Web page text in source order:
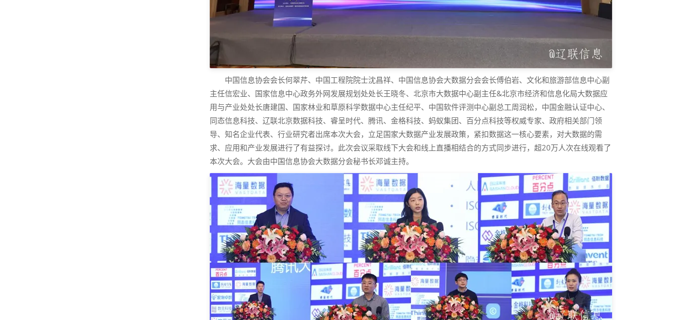
中国信息协会会长何翠芹、中国工程院院士沈昌祥、中国信息协会大数据分会会长傅伯岩、文化和旅游部信息中心副
主任信宏业、国家信息中心政务外网发展规划处处长王晓冬、北京市大数据中心副主任&北京市经济和信息化局大数据应
用与产业处处长唐建国、国家林业和草原科学数据中心主任纪平、中国软件评测中心副总工周润松，中国金融认证中心、
同态信息科技、辽联北京数据科技、睿呈时代、腾讯、金格科技、蚂蚁集团、百分点科技等权威专家、政府相关部门领
导、知名企业代表、行业研究者出席本次大会，立足国家大数据产业发展政策，紧扣数据这一核心要素，对大数据的需
求、应用和产业发展进行了有益探讨。此次会议采取线下大会和线上直播相结合的方式同步进行，超20万人次在线观看了
本次大会。大会由中国信息协会大数据分会秘书长邓诚主持。